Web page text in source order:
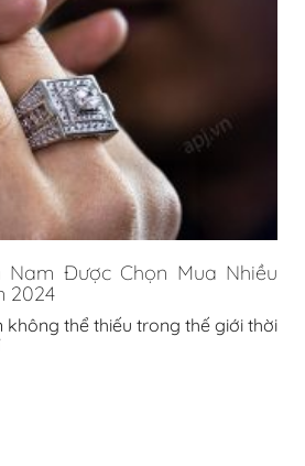
Được Chọn Mua Nhiều
2024
không thể thiếu trong thế giới thời